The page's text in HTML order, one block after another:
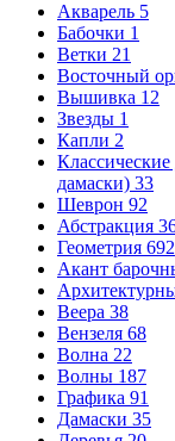
Акварель 5
Бабочки 1
Ветки 21
Восточный
Вышивка 12
Звезды 1
Капли 2
дамаски) 33
Шеврон 92
Абстракция
Геометрия 692
Акант
Веера 38
Вензеля 68
Волна 22
Волны 187
Графика 91
Дамаски 35